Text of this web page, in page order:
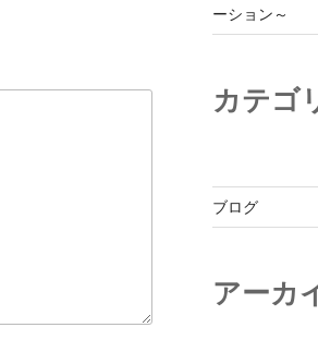
ーション～
カテゴ
ブログ
アーカ